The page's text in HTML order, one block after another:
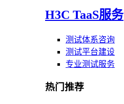
H3C TaaS服务
测试体系咨询
测试平台建设
专业测试服务
热门推荐